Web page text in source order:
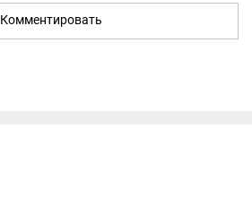
Комментировать